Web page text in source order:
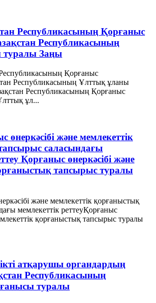
Республикасының Қорғаныс
Республикасының
Заңы
Қорғаныс
Республикасының Ұлттық ұланы
Республикасының Қорғаныс
ұл...
өнеркәсібі және мемлекеттік
саласындағы
Қорғаныс өнеркәсібі және
тапсырыс туралы
және мемлекеттік қорғаныстық
мемлекеттік реттеуҚорғаныс
қорғаныстық тапсырыс туралы
атқарушы органдардың
Республикасының
туралы